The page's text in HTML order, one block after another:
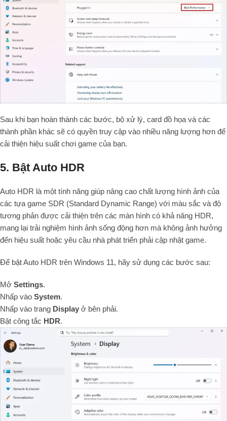
Sau khi bạn hoàn thành các bước, bộ xử lý, card đồ họa và các
thành phần khác sẽ có quyền truy cập vào nhiều năng lượng hơn để
cải thiện hiệu suất chơi game của bạn.
5. Bật Auto HDR
Auto HDR là một tính năng giúp nâng cao chất lượng hình ảnh của
các tựa game SDR (Standard Dynamic Range) với màu sắc và độ
tương phản được cải thiện trên các màn hình có khả năng HDR,
mang lại trải nghiệm hình ảnh sống động hơn mà không ảnh hưởng
đến hiệu suất hoặc yêu cầu nhà phát triển phải cập nhật game.
Để bật Auto HDR trên Windows 11, hãy sử dụng các bước sau:
Mở Settings.
Nhấp vào System.
Nhấp vào trang Display ở bên phải.
Bật công tắc HDR.